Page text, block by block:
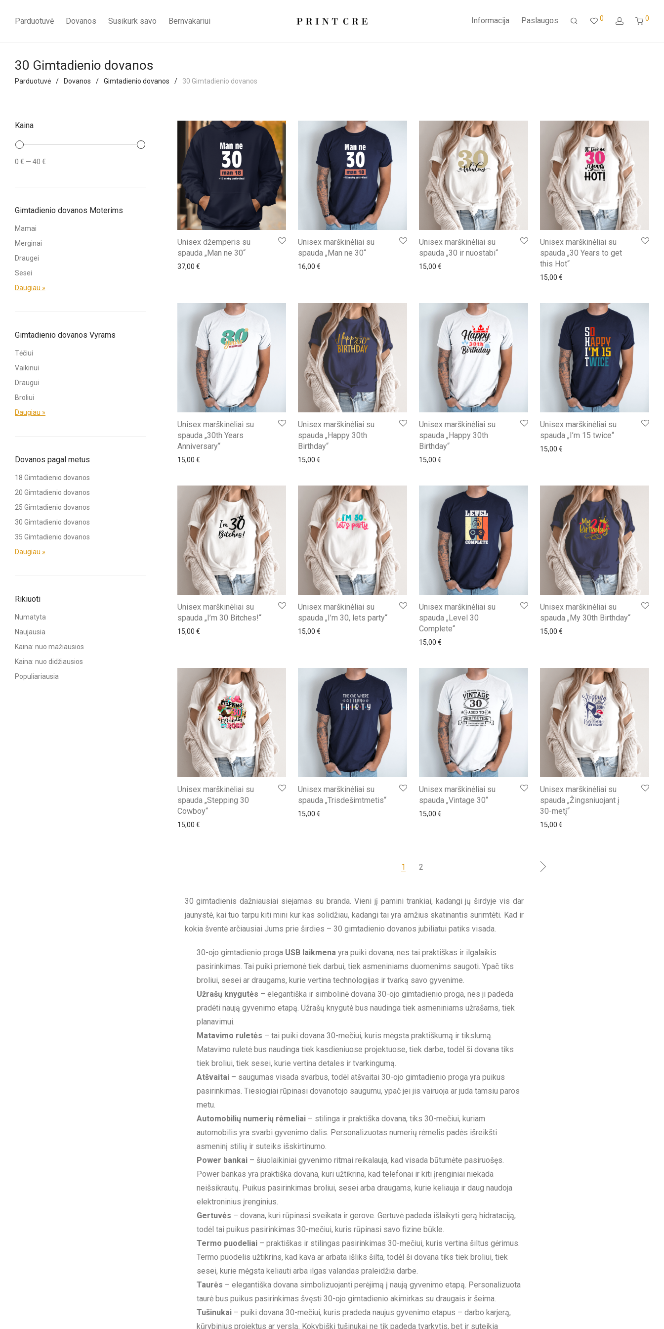
Parduotuvė Dovanos Susikurk savo Bernvakariui Informacija Paslaugos 0 0
30 Gimtadienio dovanos
Parduotuvė / Dovanos / Gimtadienio dovanos / 30 Gimtadienio dovanos
Kaina
Min
Maks
0 € — 40 €
Gimtadienio dovanos Moterims
Mamai
Merginai
Draugei
Sesei
Daugiau »
Gimtadienio dovanos Vyrams
Tėčiui
Vaikinui
Draugui
Broliui
Daugiau »
Dovanos pagal metus
18 Gimtadienio dovanos
20 Gimtadienio dovanos
25 Gimtadienio dovanos
30 Gimtadienio dovanos
35 Gimtadienio dovanos
Daugiau »
Rikiuoti
Numatyta
Naujausia
Kaina: nuo mažiausios
Kaina: nuo didžiausios
Populiariausia
Unisex džemperis su
spauda „Man ne 30“
37,00 €
Unisex marškinėliai su
spauda „Man ne 30“
16,00€
Unisex marškinėliai su
spauda „30 ir nuostabi“
15,00€
Unisex marškinėliai su
spauda „30 Years to get
this Hot“
15,00€
Unisex marškinėliai su
spauda „30th Years
Anniversary“
15,00 €
Unisex marškinėliai su
spauda „Happy 30th
Birthday“
15,00€
Unisex marškinėliai su
spauda „Happy 30th
Birthday“
15,00€
Unisex marškinėliai su
spauda „I’m 15 twice“
15,00€
Unisex marškinėliai su
spauda „I’m 30 Bitches!“
15,00 €
Unisex marškinėliai su
spauda „I’m 30, lets party“
15,00€
Unisex marškinėliai su
spauda „Level 30
Complete“
15,00€
Unisex marškinėliai su
spauda „My 30th Birthday“
15,00€
Unisex marškinėliai su
spauda „Stepping 30
Cowboy“
15,00 €
Unisex marškinėliai su
spauda „Trisdešimtmetis“
15,00€
Unisex marškinėliai su
spauda „Vintage 30“
15,00€
Unisex marškinėliai su
spauda „Žingsniuojant į
30-metį“
15,00€
1 2
30 gimtadienis dažniausiai siejamas su branda. Vieni jį pamini trankiai, kadangi jų širdyje vis dar
jaunystė, kai tuo tarpu kiti mini kur kas solidžiau, kadangi tai yra amžius skatinantis surimtėti. Kad ir
kokia šventė arčiausiai Jums prie širdies – 30 gimtadienio dovanos jubiliatui patiks visada.
30-ojo gimtadienio progaUSB laikmena yra puiki dovana, nes tai praktiškas ir ilgalaikis
pasirinkimas. Tai puiki priemonė tiek darbui, tiek asmeniniams duomenims saugoti. Ypač tiks
broliui, sesei ar draugams, kurie vertina technologijas ir tvarką savo gyvenime.
Užrašų knygutės – elegantiška ir simbolinė dovana 30-ojo gimtadienio proga, nes ji padeda
pradėti naują gyvenimo etapą. Užrašų knygutė bus naudinga tiek asmeniniams užrašams, tiek
planavimui.
Matavimo ruletės – tai puiki dovana 30-mečiui, kuris mėgsta praktiškumą ir tikslumą.
Matavimo ruletė bus naudinga tiek kasdieniuose projektuose, tiek darbe, todėl ši dovana tiks
tiek broliui, tiek sesei, kurie vertina detales ir tvarkingumą.
Atšvaitai– saugumas visada svarbus, todėl atšvaitai 30-ojo gimtadienio proga yra puikus
pasirinkimas. Tiesiogiai rūpinasi dovanotojo saugumu, ypač jei jis vairuoja ar juda tamsiu paros
metu.
Automobilių numerių rėmeliai– stilinga ir praktiška dovana, tiks 30-mečiui, kuriam
automobilis yra svarbi gyvenimo dalis. Personalizuotas numerių rėmelis padės išreikšti
asmeninį stilių ir suteiks išskirtinumo.
Power bankai– šiuolaikiniai gyvenimo ritmai reikalauja, kad visada būtumėte pasiruošęs.
Power bankas yra praktiška dovana, kuri užtikrina, kad telefonai ir kiti įrenginiai niekada
neišsikrautų. Puikus pasirinkimas broliui, sesei arba draugams, kurie keliauja ir daug naudoja
elektroninius įrenginius.
Gertuvės – dovana, kuri rūpinasi sveikata ir gerove. Gertuvė padeda išlaikyti gerą hidrataciją,
todėl tai puikus pasirinkimas 30-mečiui, kuris rūpinasi savo fizine būkle.
Termo puodeliai– praktiškas ir stilingas pasirinkimas 30-mečiui, kuris vertina šiltus gėrimus.
Termo puodelis užtikrins, kad kava ar arbata išliks šilta, todėl ši dovana tiks tiek broliui, tiek
sesei, kurie mėgsta keliauti arba ilgas valandas praleidžia darbe.
Taurės – elegantiška dovana simbolizuojanti perėjimą į naują gyvenimo etapą. Personalizuota
taurė bus puikus pasirinkimas švęsti 30-ojo gimtadienio akimirkas su draugais ir šeima.
Tušinukai– puiki dovana 30-mečiui, kuris pradeda naujus gyvenimo etapus – darbo karjerą,
kūrybinius projektus ar verslą. Kokybiški tušinukai ne tik padeda tvarkytis, bet ir suteikia